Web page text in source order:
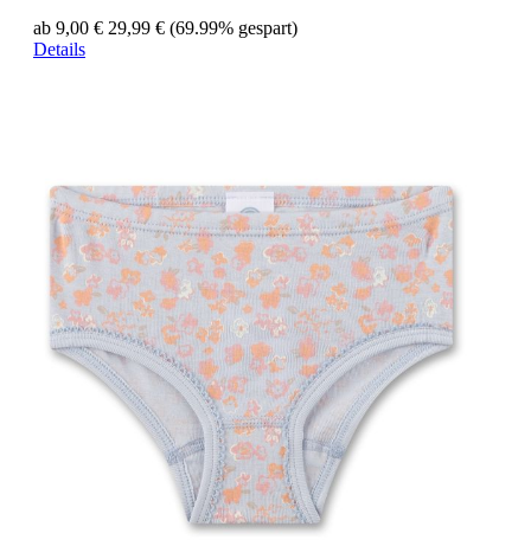
ab 9,00 € 29,99 € (69.99% gespart)
Details